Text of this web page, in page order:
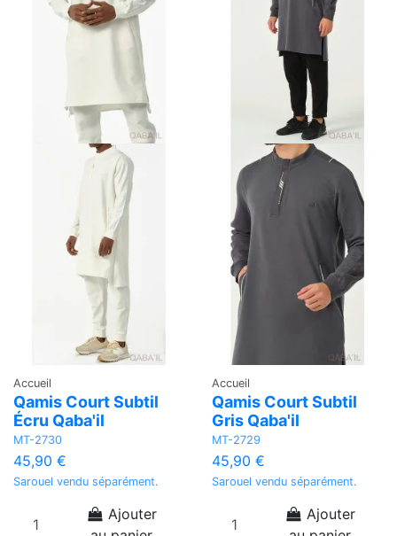
Accueil
Qamis Court Subtil
Écru Qaba'il
MT-2730
45,90 €
Sarouel vendu séparément.
Ajouter
Accueil
Qamis Court Subtil
Gris Qaba'il
MT-2729
45,90 €
Sarouel vendu séparément.
Ajouter